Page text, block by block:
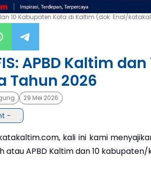
10 Kabupaten Kota di Kaltim (dok: Enal/
APBD Kaltim
Tahun 2026
29 Mei 2026
-
kali ini kami
atau APBD Kaltim dan 10 kabupaten/